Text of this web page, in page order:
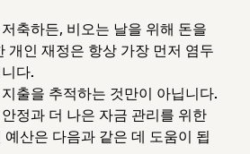
축하든, 비오는 날을 위해 돈을
개인 재정은 항상 가장 먼저 염두
다.
출을 추적하는 것만이 아닙니다.
정과 더 나은 자금 관리를 위한
산은 다음과 같은 데 도움이 됩